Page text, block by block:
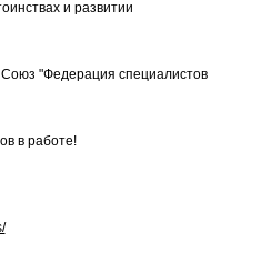
и развитии
"Федерация специалистов
в работе!